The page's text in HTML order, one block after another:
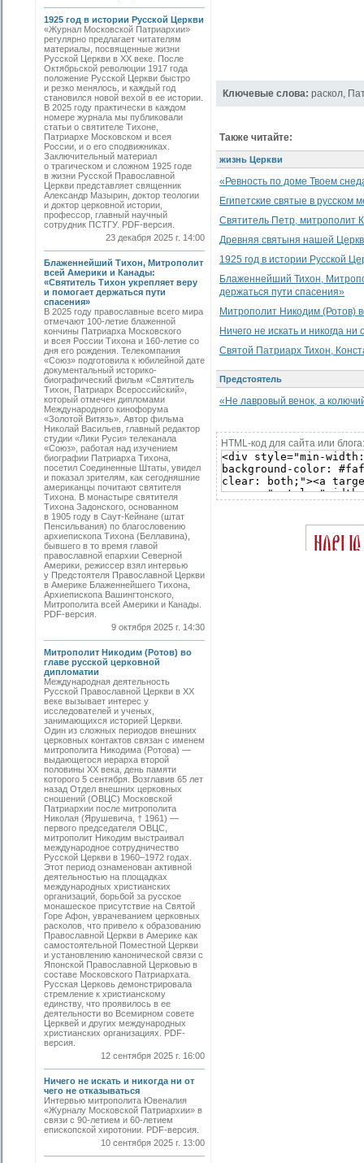
1925 год в истории Русской Церкви
«Журнал Московской Патриархии»
регулярно предлагает читателям
материалы, посвященные жизни
Русской Церкви в ХХ веке. После
Октябрьской революции 1917 года
положение Русской Церкви быстро
и резко менялось, и каждый год
становился новой вехой в ее истории.
В 2025 году практически в каждом
номере журнала мы публиковали
статьи о святителе Тихоне,
Патриархе Московском и всея
России, и о его сподвижниках.
Заключительный материал
о трагическом и сложном 1925 годе
в жизни Русской Православной
Церкви представляет священник
Александр Мазырин, доктор теологии
и доктор церковной истории,
профессор, главный научный
сотрудник ПСТГУ. PDF-версия.
23 декабря 2025 г. 14:00
Блаженнейший Тихон, Митрополит
всей Америки и Канады:
«Святитель Тихон укрепляет веру
и помогает держаться пути
спасения»
В 2025 году православные всего мира
отмечают 100-летие блаженной
кончины Патриарха Московского
и всея России Тихона и 160-летие со
дня его рождения. Телекомпания
«Союз» подготовила к юбилейной дате
документальный историко-
биографический фильм «Святитель
Тихон, Патриарх Всероссийский»,
который отмечен дипломами
Международного кинофорума
«Золотой Витязь». Автор фильма
Николай Васильев, главный редактор
студии «Лики Руси» телеканала
«Союз», работая над изучением
биографии Патриарха Тихона,
посетил Соединенные Штаты, увидел
и показал зрителям, как сегодняшние
американцы почитают святителя
Тихона. В монастыре святителя
Тихона Задонского, основанном
в 1905 году в Саут-Кейнане (штат
Пенсильвания) по благословению
архиепископа Тихона (Беллавина),
бывшего в то время главой
православной епархии Северной
Америки, режиссер взял интервью
у Предстоятеля Православной Церкви
в Америке Блаженнейшего Тихона,
Архиепископа Вашингтонского,
Митрополита всей Америки и Канады.
PDF-версия.
9 октября 2025 г. 14:30
Митрополит Никодим (Ротов) во
главе русской церковной
дипломатии
Международная деятельность
Русской Православной Церкви в ХХ
веке вызывает интерес у
исследователей и ученых,
занимающихся историей Церкви.
Один из сложных периодов внешних
церковных контактов связан с именем
митрополита Никодима (Ротова) —
выдающегося иерарха второй
половины ХХ века, день памяти
которого 5 сентября. Возглавив 65 лет
назад Отдел внешних церковных
сношений (ОВЦС) Московской
Патриархии после митрополита
Николая (Ярушевича, † 1961) —
первого председателя ОВЦС,
митрополит Никодим выстраивал
международное сотрудничество
Русской Церкви в 1960–1972 годах.
Этот период ознаменован активной
деятельностью на площадках
международных христианских
организаций, борьбой за русское
монашеское присутствие на Святой
Горе Афон, уврачеванием церковных
расколов, что привело к образованию
Православной Церкви в Америке как
самостоятельной Поместной Церкви
и установлению канонической связи с
Японской Православной Церковью в
составе Московского Патриархата.
Русская Церковь демонстрировала
стремление к христианскому
единству, что проявилось в ее
деятельности во Всемирном совете
Церквей и других международных
христианских организациях. PDF-
версия.
12 сентября 2025 г. 16:00
Ничего не искать и никогда ни от
чего не отказываться
Интервью митрополита Ювеналия
«Журналу Московской Патриархии» в
связи с 90-летием и 60-летием
епископской хиротонии. PDF-версия.
10 сентября 2025 г. 13:00
Ключевые слова: раскол,
Также читайте:
жизнь Церкви
«Ревность по доме Твоем
Египетские святые в русском
Святитель Петр, митрополит
Древняя святыня нашей
1925 год в истории Русской
Блаженнейший Тихон,
держаться пути спасения»
Митрополит Никодим (Ротов)
Ничего не искать и никогда ни
Святой Патриарх Тихон,
Предстоятель
«Не лавровый венок, а
HTML-код для сайта или блога: